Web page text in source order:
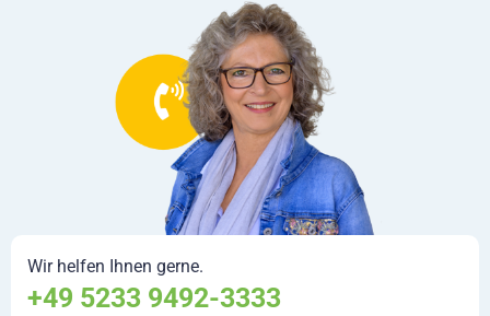
Wir helfen Ihnen gerne.
+49 5233 9492-3333